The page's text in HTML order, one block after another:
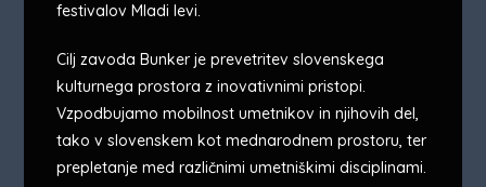
festivalov Mladi levi.
Cilj zavoda Bunker je prevetritev slovenskega
kulturnega prostora z inovativnimi pristopi.
Vzpodbujamo mobilnost umetnikov in njihovih del,
tako v slovenskem kot mednarodnem prostoru, ter
prepletanje med različnimi umetniškimi disciplinami.